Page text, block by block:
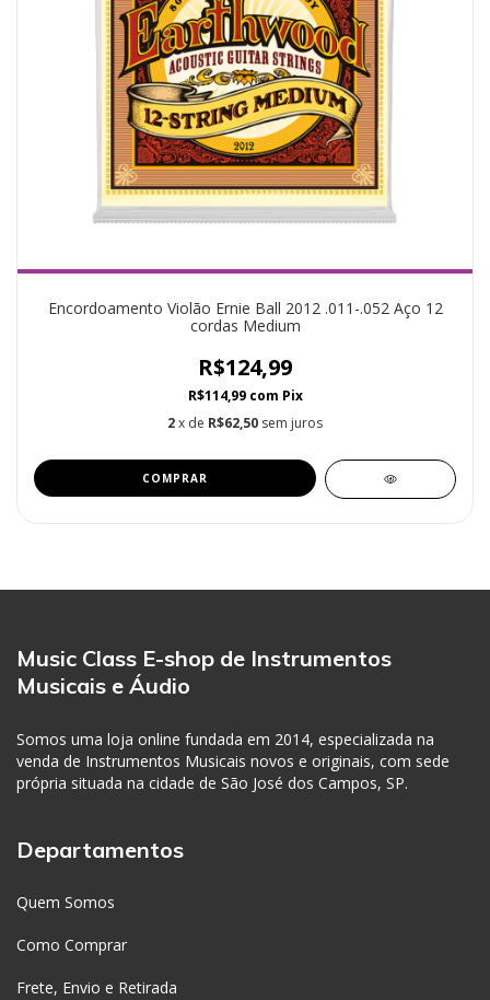
Encordoamento Violão Ernie Ball 2012 .011-.052 Aço 12
cordas Medium
R$124,99
R$114,99 com Pix
2x de R$62,50 sem juros
Music Class E-shop de Instrumentos
Musicais e Áudio
Somos uma loja online fundada em 2014, especializada na
venda de Instrumentos Musicais novos e originais, com sede
própria situada na cidade de São José dos Campos, SP.
Departamentos
Quem Somos
Como Comprar
Frete, Envio e Retirada